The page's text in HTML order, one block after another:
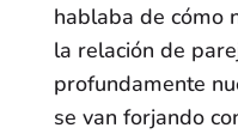
hablaba de cómo
la relación de
profundamente
se van forjando